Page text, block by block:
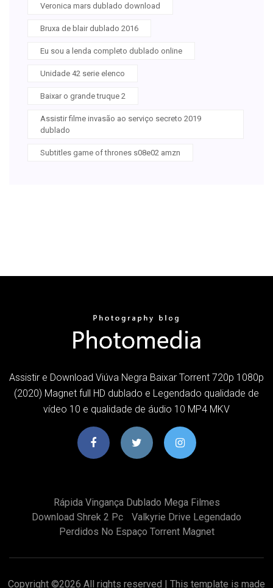
Veronica mars dublado download
Bruxa de blair dublado 2016
Eu sou a lenda completo dublado online
Unidade 42 serie elenco
Baixar o grande truque 2
Assistir filme invasão ao serviço secreto 2019
dublado
Subtitles game of thrones s08e02 amzn
Assistir e Download Viúva Negra Baixar Torrent 720p 1080p
(2020) Magnet full HD dublado e Legendado qualidade de
vídeo 10 e qualidade de áudio 10 MP4 MKV
Rápida Vingança Dublado Mega Filmes
Download Shrek 2 Pc
Valkyrie Drive Legendado
Perdidos No Espaço Torrent Magnet
Copyright ©2026 All rights reserved | This template is made